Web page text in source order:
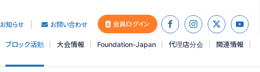
お知らせ お問い合わせ 会員ログイン
ブロック活動 大会情報 Foundation-Japan 代理店分会 関連情報